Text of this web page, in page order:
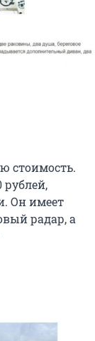
стоимость.
рублей,
Он имеет
радар, а